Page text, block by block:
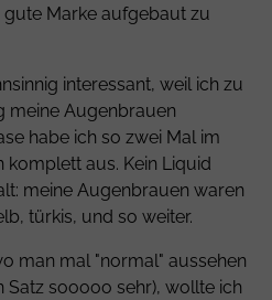
gute Marke aufgebaut zu
interessant, weil ich zu
meine Augenbrauen
habe ich so zwei Mal im
aus. Kein Liquid
meine Augenbrauen waren
türkis, und so weiter.
man mal "normal" aussehen
Satz sooooo sehr), wollte ich